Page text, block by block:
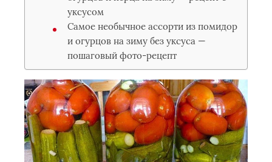
уксусом
Самое необычное ассорти из помидор
и огурцов на зиму без уксуса —
пошаговый фото-рецепт